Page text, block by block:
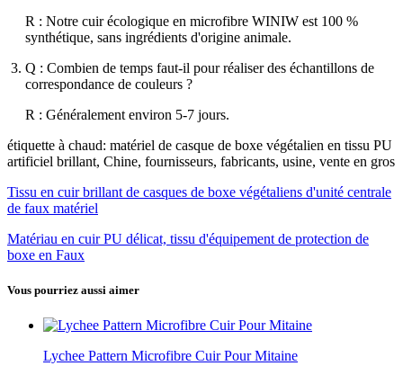
R : Notre cuir écologique en microfibre WINIW est 100 %
synthétique, sans ingrédients d'origine animale.
Q : Combien de temps faut-il pour réaliser des échantillons de
correspondance de couleurs ?
R : Généralement environ 5-7 jours.
étiquette à chaud: matériel de casque de boxe végétalien en tissu PU
artificiel brillant, Chine, fournisseurs, fabricants, usine, vente en gros
Tissu en cuir brillant de casques de boxe végétaliens d'unité centrale
de faux matériel
Matériau en cuir PU délicat, tissu d'équipement de protection de
boxe en Faux
Vous pourriez aussi aimer
Lychee Pattern Microfibre Cuir Pour Mitaine